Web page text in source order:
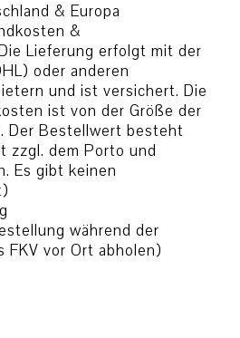
& Europa
&
Lieferung erfolgt mit der
oder anderen
und ist versichert. Die
ist von der Größe der
Der Bestellwert besteht
zzgl. dem Porto und
Es gibt keinen
während der
FKV vor Ort abholen)